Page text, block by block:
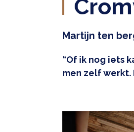
Martijn ten
“Of ik nog iets
men zelf werkt.